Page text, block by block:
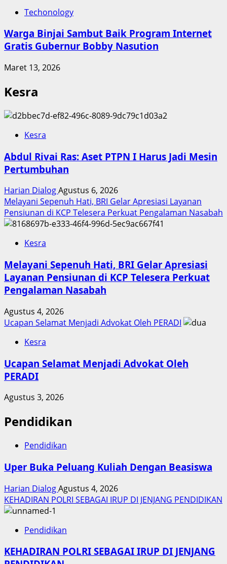
Techonology
Warga Binjai Sambut Baik Program Internet
Gratis Gubernur Bobby Nasution
Maret 13, 2026
Kesra
Kesra
Abdul Rivai Ras: Aset PTPN I Harus Jadi Mesin
Pertumbuhan
Harian DialogAgustus 6, 2026
Melayani Sepenuh Hati, BRI Gelar Apresiasi Layanan
Pensiunan di KCP Telesera Perkuat Pengalaman Nasabah
Kesra
Melayani Sepenuh Hati, BRI Gelar Apresiasi
Layanan Pensiunan di KCP Telesera Perkuat
Pengalaman Nasabah
Agustus 4, 2026
Ucapan Selamat Menjadi Advokat Oleh PERADI
Kesra
Ucapan Selamat Menjadi Advokat Oleh
PERADI
Agustus 3, 2026
Pendidikan
Pendidikan
Uper Buka Peluang Kuliah Dengan Beasiswa
Harian DialogAgustus 4, 2026
KEHADIRAN POLRI SEBAGAI IRUP DI JENJANG PENDIDIKAN
Pendidikan
KEHADIRAN POLRI SEBAGAI IRUP DI JENJANG